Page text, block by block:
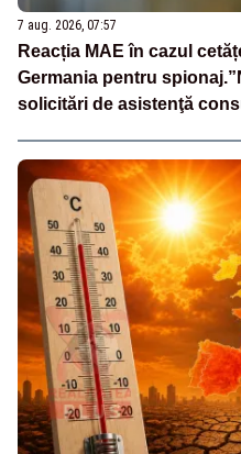
7 aug. 2026, 07:57
Reacția MAE în cazul
Germania pentru
solicitări de asistenţă